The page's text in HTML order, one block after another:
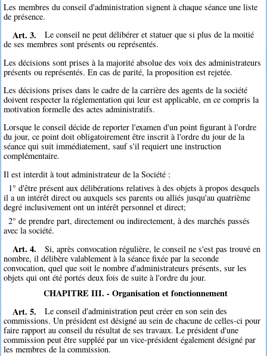
Les membres du conseil d'administration signent à chaque séance une liste
de présence.
Art. 3.
Le conseil ne peut délibérer et statuer que si plus de la moitié
de ses membres sont présents ou représentés.
Les décisions sont prises à la majorité absolue des voix des administrateurs
présents ou représentés. En cas de parité, la proposition est rejetée.
Les décisions prises dans le cadre de la carrière des agents de la société
doivent respecter la réglementation qui leur est applicable, en ce compris la
motivation formelle des actes administratifs.
Lorsque le conseil décide de reporter l'examen d'un point figurant à l'ordre
du jour, ce point doit obligatoirement être inscrit à l'ordre du jour de la
séance qui suit immédiatement, sauf s'il requiert une instruction
complémentaire.
Il est interdit à tout administrateur de la Société :
1° d'être présent aux délibérations relatives à des objets à propos desquels
il a un intérêt direct ou auxquels ses parents ou alliés jusqu'au quatrième
degré inclusivement ont un intérêt personnel et direct;
2° de prendre part, directement ou indirectement, à des marchés passés
avec la société.
Art. 4.
Si, après convocation régulière, le conseil ne s'est pas trouvé en
nombre, il délibère valablement à la séance fixée par la seconde
convocation, quel que soit le nombre d'administrateurs présents, sur les
objets qui ont été portés deux fois de suite à l'ordre du jour.
CHAPITRE III. - Organisation et fonctionnement
Art. 5.
Le conseil d'administration peut créer en son sein des
commissions. Un président est désigné au sein de chacune de celles-ci pour
faire rapport au conseil du résultat de ses travaux. Le président d'une
commission peut être suppléé par un vice-président également désigné par
les membres de la commission.